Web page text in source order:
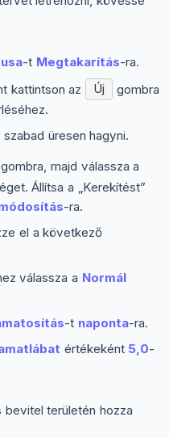
-t Megtakarítás-ra.
kattintson az
Új
gombra
üresen hagyni.
gombra, majd válassza a
Állítsa a „Kerekítést”
-ra.
el a következő
válassza a Normál
-t naponta-ra.
értékeként 5,0-
bevitel területén hozza